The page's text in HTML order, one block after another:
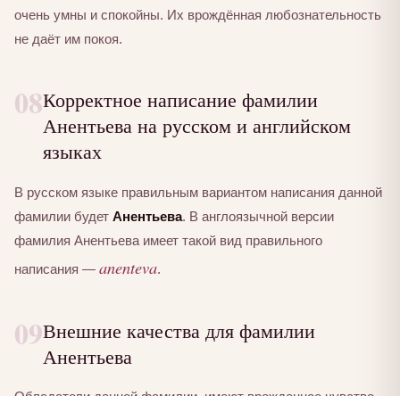
очень умны и спокойны. Их врождённая любознательность
не даёт им покоя.
08Корректное написание фамилии
Анентьева на русском и английском
языках
В русском языке правильным вариантом написания данной
фамилии будет Анентьева. В англоязычной версии
фамилия Анентьева имеет такой вид правильного
написания — anenteva.
09Внешние качества для фамилии
Анентьева